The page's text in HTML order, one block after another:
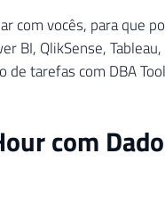
com vocês, para que
BI, QlikSense,
de tarefas com DBA
com